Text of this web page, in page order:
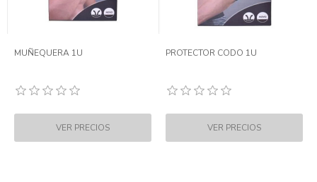
MUÑEQUERA 1U PROTECTOR CODO 1U